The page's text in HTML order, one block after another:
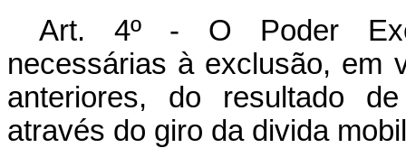
Art. 4º - O Poder
necessárias à exclusão, em
anteriores, do resultado
através do giro da divida